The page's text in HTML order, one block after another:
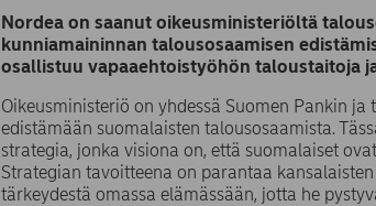
Nordea on saanut oikeusministeriöltä
kunniamaininnan talousosaamisen
osallistuu vapaaehtoistyöhön taloustaitoja
Oikeusministeriö on yhdessä Suomen Pankin
edistämään suomalaisten talousosaamista.
strategia, jonka visiona on, että suomalaiset
Strategian tavoitteena on parantaa
tärkeydestä omassa elämässään, jotta he